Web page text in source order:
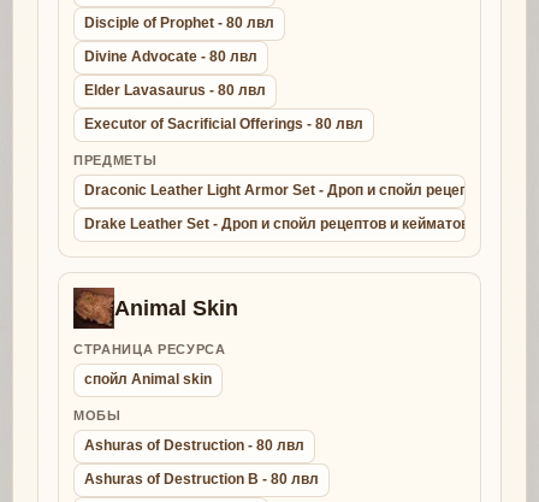
Disciple of Prophet - 80 лвл
Divine Advocate - 80 лвл
Elder Lavasaurus - 80 лвл
Executor of Sacrificial Offerings - 80 лвл
ПРЕДМЕТЫ
Draconic Leather Light Armor Set - Дроп и спойл рецептов и
Drake Leather Set - Дроп и спойл рецептов и кейматов - крафт
Animal Skin
СТРАНИЦА РЕСУРСА
спойл Animal skin
МОБЫ
Ashuras of Destruction - 80 лвл
Ashuras of Destruction B - 80 лвл